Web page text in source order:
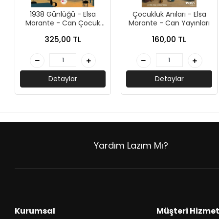
AKIL OYUNLARI + PUZZLE
ATLAS ÇEŞİTLERİ
KONUŞMA KLAVUZLARI
1938 Günlüğü - Elsa
Morante - Can Çocuk
325,00 TL
Detaylar
Çocukluk Anıları - Elsa
Morante - Can Yayınları
160,00 TL
Detaylar
Yardım Lazım Mı?
Kurumsal Müşteri